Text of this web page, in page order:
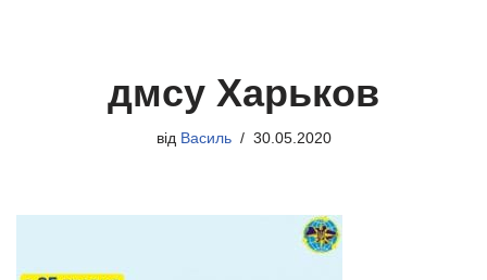
дмсу Харьков
від Василь 30.05.2020